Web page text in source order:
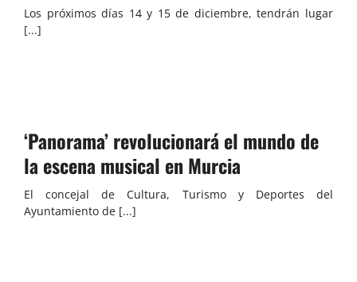
Los próximos días 14 y 15 de diciembre, tendrán lugar
[...]
‘Panorama’ revolucionará el mundo de
la escena musical en Murcia
El concejal de Cultura, Turismo y Deportes del
Ayuntamiento de [...]